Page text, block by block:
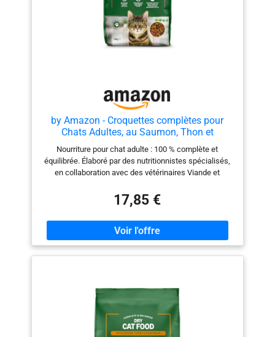
by Amazon - Croquettes complètes pour
Chats Adultes, au Saumon, Thon et
légumes, 1 Lot de 10kg
Nourriture pour chat adulte : 100 % complète et
équilibrée. Élaboré par des nutritionnistes spécialisés,
en collaboration avec des vétérinaires Viande et
dérivés d’origine animale consommables par les
humains) Poisson et produits dérivés du poisson : env.
8 % (produits dérivés d’origine animale consommables
par les humains) Prébiotiques naturels pour faciliter la
digestion Biotine et zinc pour une peau et un pelage
sains Vitamine D pour des os forts Sans arômes
grande qualité Sachet refermable pour une fraîcheur
17,85 €